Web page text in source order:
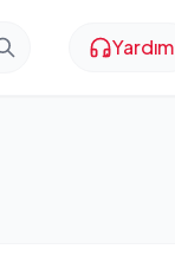
Yardım